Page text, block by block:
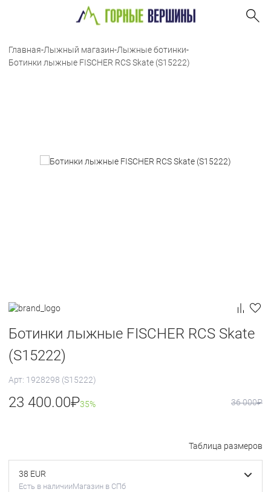
Главная-Лыжный магазин-Лыжные ботинки-
Ботинки лыжные FISCHER RCS Skate (S15222)
Ботинки лыжные FISCHER RCS Skate
(S15222)
Арт: 1928298 (S15222)
23 400.00₽35% 36 000₽
Таблица размеров
38 EUR
Есть в наличииМагазин в СПб